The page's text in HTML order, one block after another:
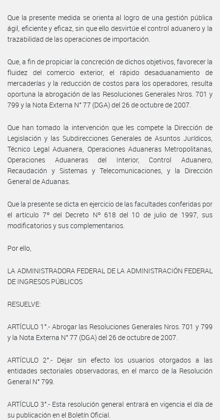
Que la presente medida se orienta al logro de una gestión pública
ágil, eficiente y eficaz, sin que ello desvirtúe el control aduanero y la
trazabilidad de las operaciones de importación.
Que, a fin de propiciar la concreción de dichos objetivos, favorecer la
fluidez del comercio exterior, el rápido desaduanamiento de
mercaderías y la reducción de costos para los operadores, resulta
oportuna la abrogación de las Resoluciones Generales Nros. 701 y
799 y la Nota Externa N° 77 (DGA) del 26 de octubre de 2007.
Que han tomado la intervención que les compete la Dirección de
Legislación y las Subdirecciones Generales de Asuntos Jurídicos,
Técnico Legal Aduanera, Operaciones Aduaneras Metropolitanas,
Operaciones Aduaneras del Interior, Control Aduanero,
Recaudación y Sistemas y Telecomunicaciones, y la Dirección
General de Aduanas.
Que la presente se dicta en ejercicio de las facultades conferidas por
el artículo 7º del Decreto Nº 618 del 10 de julio de 1997, sus
modificatorios y sus complementarios.
Por ello,
LA ADMINISTRADORA FEDERAL DE LA ADMINISTRACIÓN FEDERAL
DE INGRESOS PÚBLICOS
RESUELVE:
ARTÍCULO 1°.- Abrogar las Resoluciones Generales Nros. 701 y 799
y la Nota Externa N° 77 (DGA) del 26 de octubre de 2007.
ARTÍCULO 2°.- Dejar sin efecto los usuarios otorgados a las
entidades sectoriales observadoras, en el marco de la Resolución
General N° 799.
ARTÍCULO 3°.- Esta resolución general entrará en vigencia el día de
su publicación en el Boletín Oficial.